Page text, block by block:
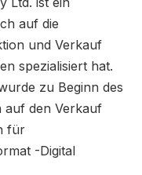
auf die
und Verkauf
spezialisiert hat.
zu Beginn des
auf den Verkauf
für
-Digital